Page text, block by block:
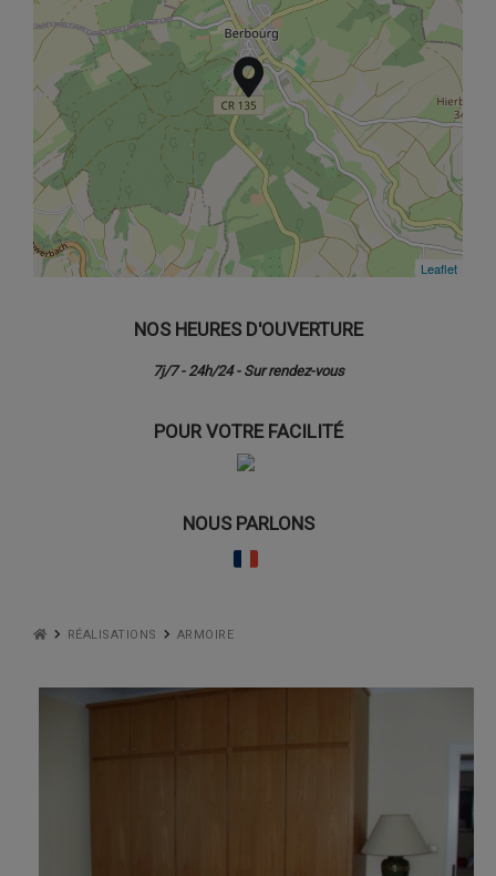
Leaflet
Leaflet
NOS HEURES D'OUVERTURE
7j/7 - 24h/24 - Sur rendez-vous
POUR VOTRE FACILITÉ
NOUS PARLONS
RÉALISATIONS ARMOIRE